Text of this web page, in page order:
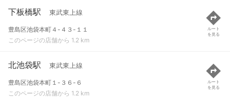
下板橋駅 東武東上線
豊島区池袋本町４-４３-１１
このページの店舗から 1.2 km
ルート
を見る
北池袋駅 東武東上線
豊島区池袋本町１-３６-６
このページの店舗から 1.2 km
ルート
を見る